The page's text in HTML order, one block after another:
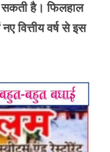
सकती है। फिलहाल
वित्तीय वर्ष से इस